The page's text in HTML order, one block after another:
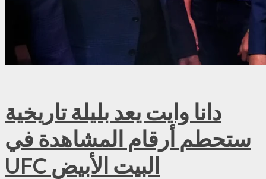
دانا وايت يعد بليلة تاريخية
ستحطم أرقام المشاهدة في
UFC البيت الأبيض